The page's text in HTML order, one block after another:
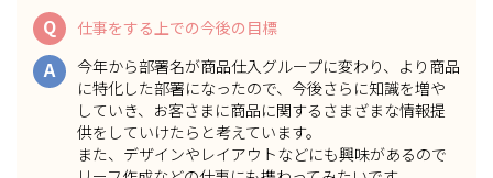
Q 仕事をする上での今後の目標
A 今年から部署名が商品仕入グループに変わり、 より商品
に特化した部署になったので、今後さらに知識を増や
していき、お客さまに商品に関するさまざまな情報提
供をしていけたら と考えています。
また、デザインやレイアウトなどにも興味があるので